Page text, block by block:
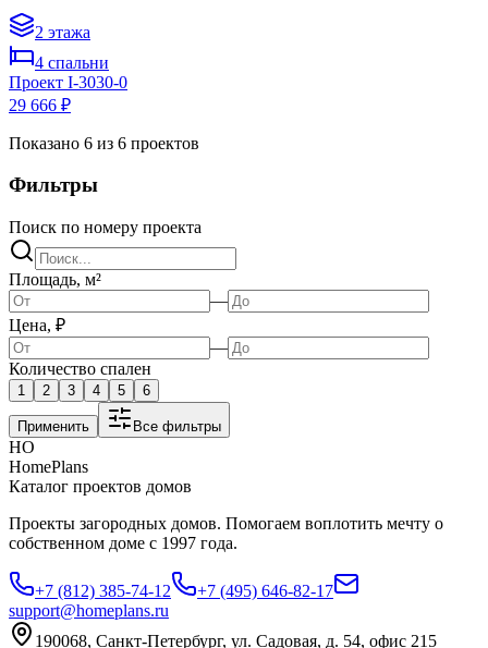
2 этажа
4 спальни
Проект I-3030-0
29 666 ₽
Показано 6 из 6 проектов
Фильтры
Поиск по номеру проекта
Площадь, м²
—
Цена, ₽
—
Количество спален
1 2 3 4 5 6
Применить Все фильтры
HO
HomePlans
Каталог проектов домов
Проекты загородных домов. Помогаем воплотить мечту о
собственном доме с 1997 года.
+7 (812) 385-74-12
+7 (495) 646-82-17
support@homeplans.ru
190068, Санкт-Петербург, ул. Садовая, д. 54, офис 215